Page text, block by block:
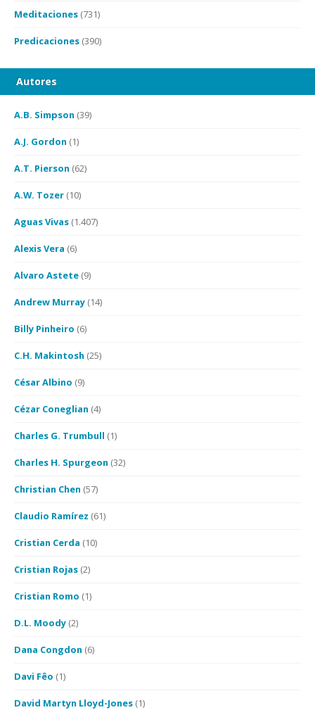
Meditaciones (731)
Predicaciones (390)
Autores
A.B. Simpson (39)
A.J. Gordon (1)
A.T. Pierson (62)
A.W. Tozer (10)
Aguas Vivas (1.407)
Alexis Vera (6)
Alvaro Astete (9)
Andrew Murray (14)
Billy Pinheiro (6)
C.H. Makintosh (25)
César Albino (9)
Cézar Coneglian (4)
Charles G. Trumbull (1)
Charles H. Spurgeon (32)
Christian Chen (57)
Claudio Ramírez (61)
Cristian Cerda (10)
Cristian Rojas (2)
Cristian Romo (1)
D.L. Moody (2)
Dana Congdon (6)
Davi Fêo (1)
David Martyn Lloyd-Jones (1)